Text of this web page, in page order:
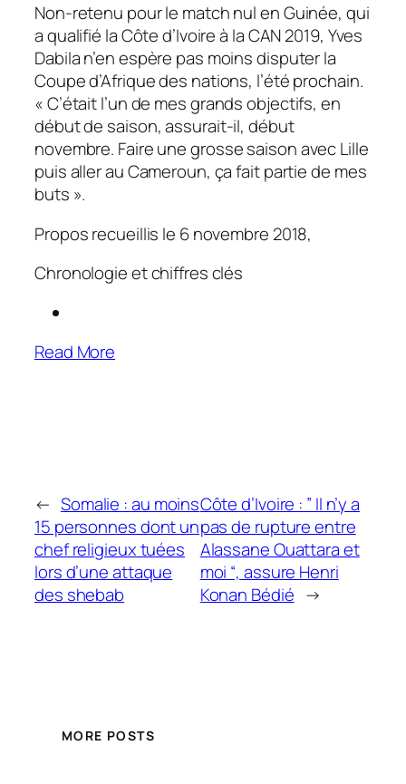
Non-retenu pour le match nul en Guinée, qui
a qualifié la Côte d’Ivoire à la CAN 2019, Yves
Dabila n’en espère pas moins disputer la
Coupe d’Afrique des nations, l’été prochain.
«C’était l’un de mes grands objectifs, en
début de saison, assurait-il, début
novembre. Faire une grosse saison avec Lille
puis aller au Cameroun, ça fait partie de mes
buts ».
Propos recueillis le 6 novembre 2018,
Chronologie et chiffres clés
Read More
← Somalie : au moins
15 personnes dont un
chef religieux tuées
lors d’une attaque
des shebab
Côte d’Ivoire : ” Il n’y a
pas de rupture entre
Alassane Ouattara et
moi “, assure Henri
Konan Bédié →
MORE POSTS